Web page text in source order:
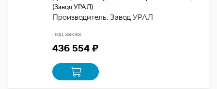
(Завод УРАЛ)
Производитель: Завод УРАЛ
под заказ
436 554 ₽